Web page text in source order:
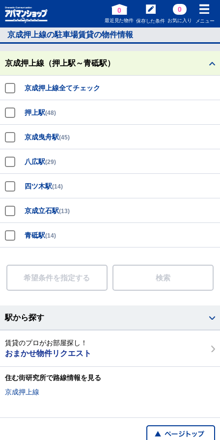
0
最近見た物件 保存した条件
0
お気に入り メニュー
京成押上線の駐車場賃貸の物件情報
京成押上線（押上駅～青砥駅）
京成押上線全てチェック
押上駅(48)
京成曳舟駅(45)
八広駅(29)
四ツ木駅(14)
京成立石駅(13)
青砥駅(14)
希望条件を指定する 検索
駅から探す
賃貸のプロがお部屋探し！
おまかせ物件リクエスト
住む街研究所で路線情報を見る
京成押上線